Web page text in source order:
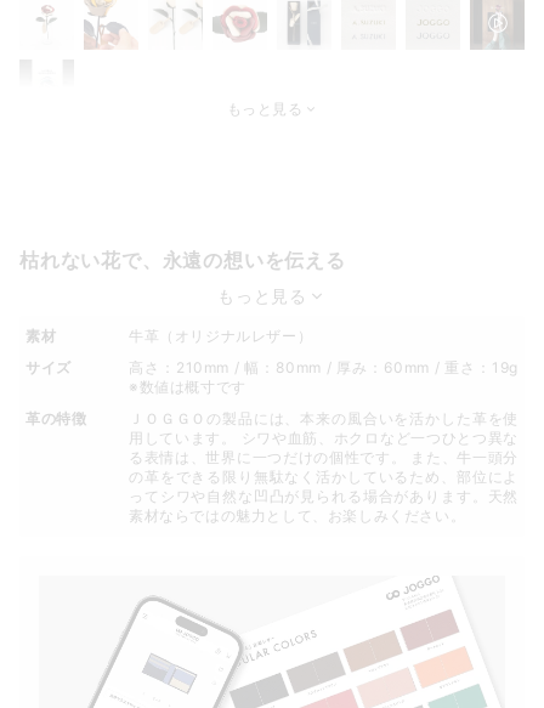
もっと見る
枯れない花で、永遠の想いを伝える
もっと見る
素材
牛革（オリジナルレザー）
サイズ
高さ：210mm / 幅：80mm / 厚み：60mm / 重さ：19g
※数値は概寸です
革の特徴
ＪＯＧＧＯの製品には、本来の風合いを活かした革を使
用しています。 シワや血筋、ホクロなど一つひとつ異な
る表情は、世界に一つだけの個性です。 また、牛一頭分
の革をできる限り無駄なく活かしているため、部位によ
ってシワや自然な凹凸が見られる場合があります。天然
素材ならではの魅力として、お楽しみください。